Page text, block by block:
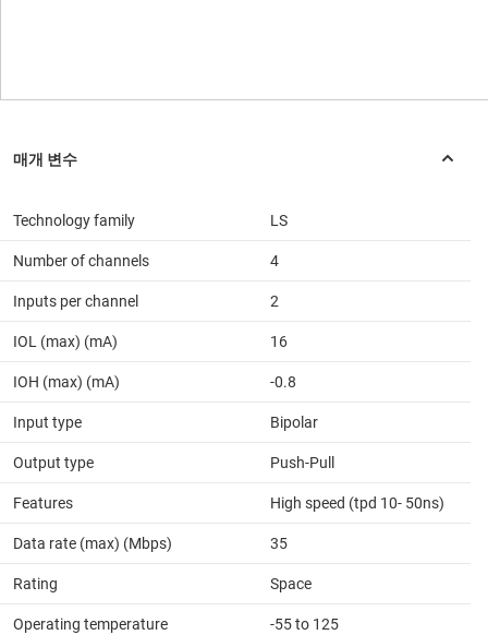
Technology family LS
Number of channels 4
Inputs per channel 2
IOL (max) (mA) 16
IOH (max) (mA) -0.8
Input type Bipolar
Output type Push-Pull
Features High speed (tpd 10- 50ns)
Data rate (max) (Mbps) 35
Rating Space
Operating temperature
-55 to 125